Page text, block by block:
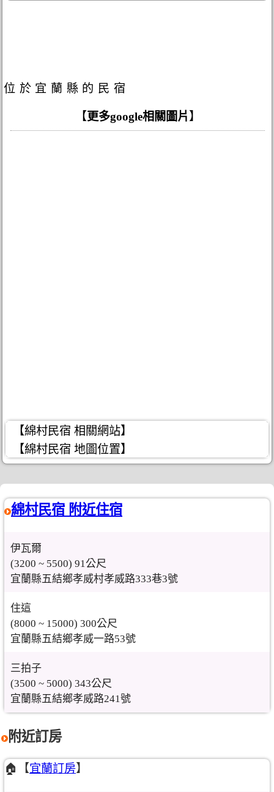
位於宜蘭縣的民宿
【 更多google相關圖片 】
【綿村民宿 相關網站】
【綿村民宿 地圖位置】
綿村民宿 附近住宿
伊瓦爾
(3200 ~ 5500) 91公尺
宜蘭縣五結鄉孝威村孝威路333巷3號
住這
(8000 ~ 15000) 300公尺
宜蘭縣五結鄉孝威一路53號
三拍子
(3500 ~ 5000) 343公尺
宜蘭縣五結鄉孝威路241號
附近訂房
🏠【宜蘭訂房】